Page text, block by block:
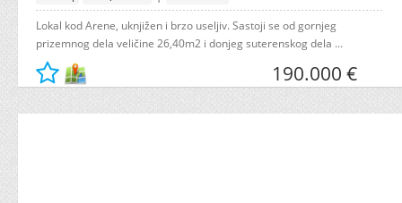
Lokal kod Arene, uknjižen i brzo useljiv. Sastoji se od gornjeg
prizemnog dela veličine 26,40m2 i donjeg suterenskog dela ...
190.000 €